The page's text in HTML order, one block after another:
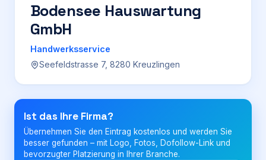
Für Firmen
Login
Bodensee Hauswartung
GmbH
Handwerksservice
Seefeldstrasse 7, 8280 Kreuzlingen
Ist das Ihre Firma?
Übernehmen Sie den Eintrag kostenlos und werden Sie
besser gefunden – mit Logo, Fotos, Dofollow-Link und
bevorzugter Platzierung in Ihrer Branche.